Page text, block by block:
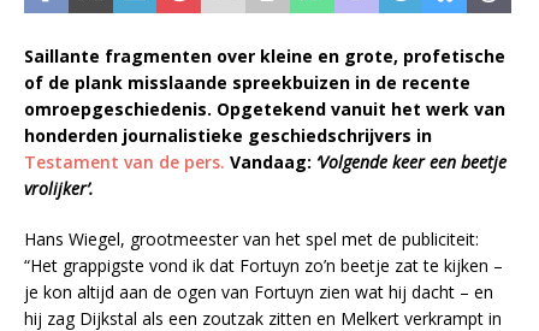
Saillante fragmenten over kleine en grote, profetische
of de plank misslaande spreekbuizen in de recente
omroepgeschiedenis. Opgetekend vanuit het werk van
honderden journalistieke geschiedschrijvers in
Testament van de pers. Vandaag: ‘Volgende keer een beetje
vrolijker’.
Hans Wiegel, grootmeester van het spel met de publiciteit:
“Het grappigste vond ik dat Fortuyn zo’n beetje zat te kijken –
je kon altijd aan de ogen van Fortuyn zien wat hij dacht – en
hij zag Dijkstal als een zoutzak zitten en Melkert verkrampt in